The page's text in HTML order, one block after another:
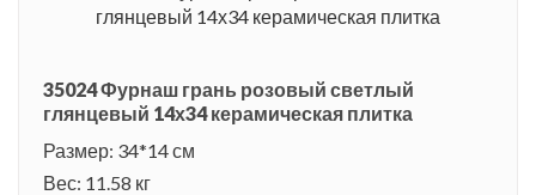
35024 Фурнаш грань розовый светлый
глянцевый 14х34 керамическая плитка
Размер: 34*14 см
Вес: 11.58 кг